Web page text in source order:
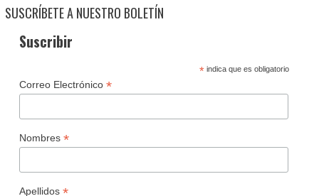
SUSCRÍBETE A NUESTRO BOLETÍN
Suscribir
*indica que es obligatorio
Correo Electrónico *
Nombres *
Apellidos *